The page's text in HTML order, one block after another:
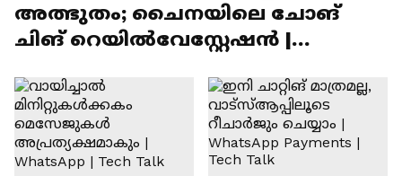
അത്ഭുതം; ചൈനയിലെ ചോങ്
ചിങ് റെയിൽവേസ്റ്റേഷൻ |